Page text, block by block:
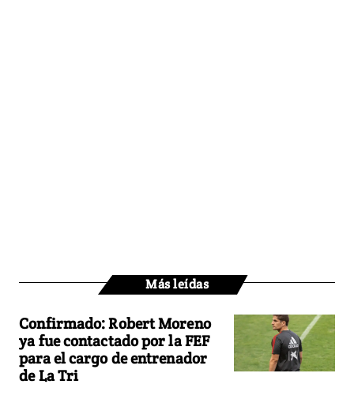
Más leídas
Confirmado: Robert Moreno
ya fue contactado por la FEF
para el cargo de entrenador
de La Tri